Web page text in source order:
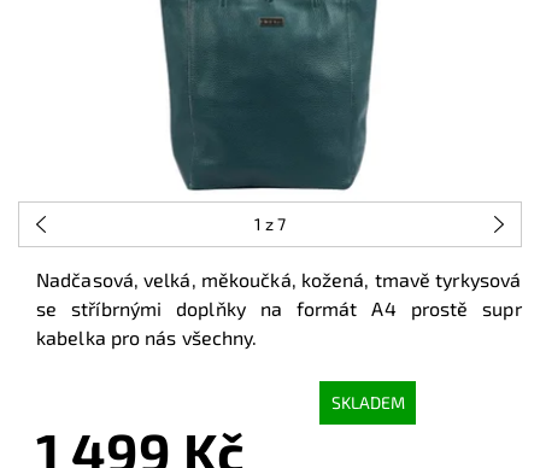
1 z 7
Nadčasová, velká, měkoučká, kožená, tmavě tyrkysová
se stříbrnými doplňky na formát A4 prostě supr
kabelka pro nás všechny.
SKLADEM
1 499 Kč